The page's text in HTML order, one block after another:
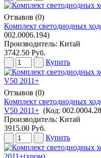
Отзывов (0)
Комплект светодиодных
002.0006.194)
Производитель: Китай
3742.50 Руб.
Купить
Отзывов (0)
Комплект светодиодных
V50 2011+ (Код:
Производитель: Китай
3915.00 Руб.
Купить